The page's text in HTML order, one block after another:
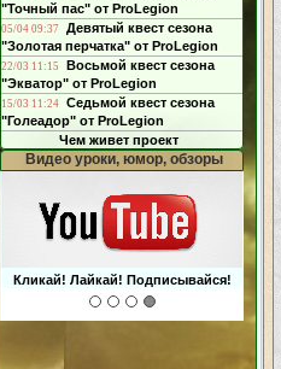
"Точный пас" от ProLegion
05/04 09:37 Девятый квест сезона
"Золотая перчатка" от ProLegion
22/03 11:15
Восьмой квест сезона
"Экватор" от ProLegion
15/03 11:24 Седьмой квест сезона
"Голеадор" от ProLegion
Чем живет проект
О футболе и не только
Интегрирован с чатом форума!